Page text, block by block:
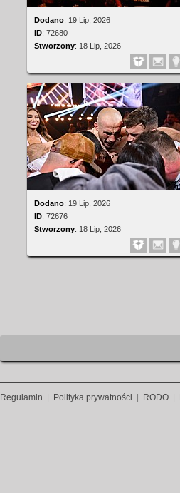
Dodano: 19 Lip, 2026
ID: 72680
Stworzony: 18 Lip, 2026
Dodano: 19 Lip, 2026
ID: 72676
Stworzony: 18 Lip, 2026
Regulamin Polityka prywatności RODO